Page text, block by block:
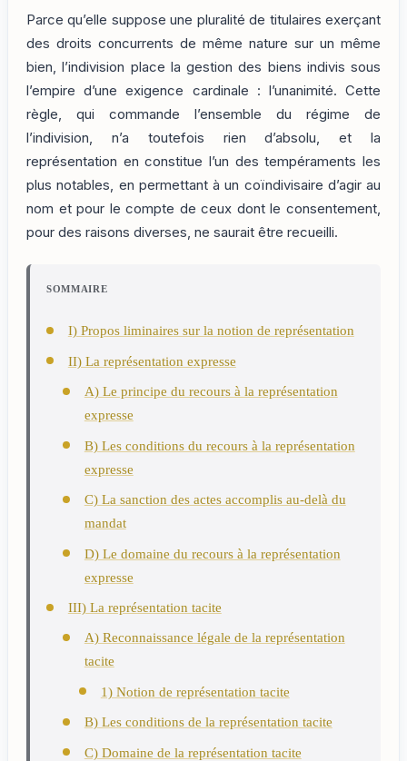
Parce qu’elle suppose une pluralité de titulaires exerçant
des droits concurrents de même nature sur un même
bien, l’indivision place la gestion des biens indivis sous
l’empire d’une exigence cardinale : l’unanimité. Cette
règle, qui commande l’ensemble du régime de
l’indivision, n’a toutefois rien d’absolu, et la
représentation en constitue l’un des tempéraments les
plus notables, en permettant à un coïndivisaire d’agir au
nom et pour le compte de ceux dont le consentement,
pour des raisons diverses, ne saurait être recueilli.
SOMMAIRE
I) Propos liminaires sur la notion de représentation
II) La représentation expresse
A) Le principe du recours à la représentation
expresse
B) Les conditions du recours à la représentation
expresse
C) La sanction des actes accomplis au-delà du
mandat
D) Le domaine du recours à la représentation
expresse
III) La représentation tacite
A) Reconnaissance légale de la représentation
tacite
1) Notion de représentation tacite
B) Les conditions de la représentation tacite
C) Domaine de la représentation tacite